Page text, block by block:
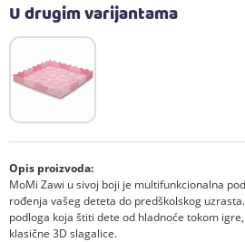
U drugim varijantama
Opis proizvoda:
MoMi Zawi u sivoj boji je multifunkcionalna
rođenja vašeg deteta do predškolskog
podloga koja štiti dete od hladnoće tokom
klasične 3D slagalice.